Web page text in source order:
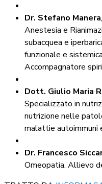
Dr. Stefano Manera
Anestesia e
subacquea e
funzionale e
Accompagnatore
Dott. Giulio Maria
Specializzato in
nutrizione nelle
malattie autoimmuni
Dr. Francesco
Omeopatia. Allievo